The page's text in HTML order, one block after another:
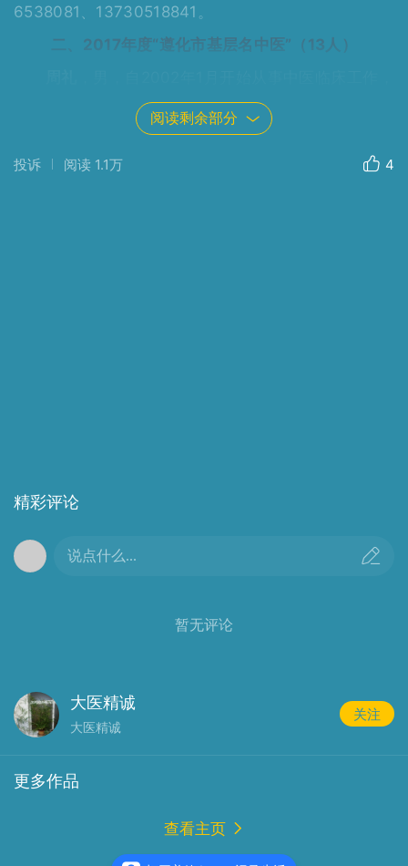
6538081、13730518841。
二、2017年度“遵化市基层名中医”（13人）
主治中医师，主要擅长利用针灸、拔罐配合中药热敷治
疗腰椎间盘突出、坐骨神经痛、颈椎病、神经性头痛、
中风后遗症、面瘫及风湿疼痛等。工作单位：遵化市东
新庄医院，电话：13832965049。
慢性阻塞性肺疾病、胃肠功能紊乱，内服中药治疗面
工作单位：遵化市华明路街道办事处社区卫生服务中
心，电话：13633344334。
作，主治中医师，主要擅长利用中医特色治疗儿童反复
工作单位：遵化市文化路街道办事处社区卫生服务中
心，电话：13473472790。
作，中医执业医师，主要擅长利用中药治疗银屑病、扁
孕等妇科疾病。工作单位：堡子店镇中心卫生院，电
话：13831596856。
阅读剩余部分
投诉 阅读 1.1万 4
精彩评论
说点什么...
暂无评论
大医精诚
大医精诚
关注
更多作品
查看主页